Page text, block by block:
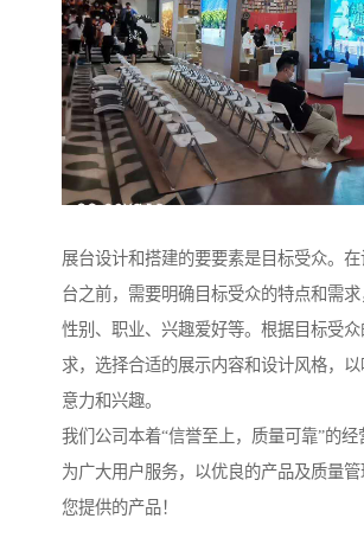
展台设计和搭建的要要素是目标受众。
台之前，需要明确目标受众的特点和需求
性别、职业、兴趣爱好等。根据目标受
求，选择合适的展示内容和设计风格，
意力和兴趣。
我们公司本着“信誉至上，质量可靠”的
为广大用户服务，以优良的产品及质量
您提供的产品！